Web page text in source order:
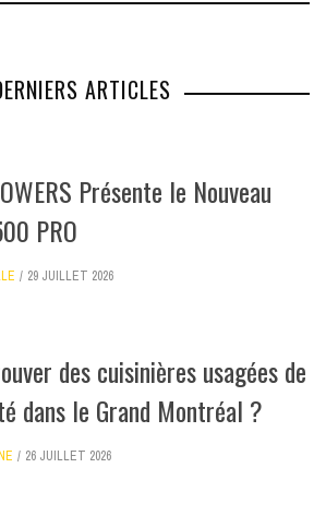
ARTICLES
Présente le Nouveau
PRO
29 JUILLET 2026
des cuisinières usagées de
dans le Grand Montréal ?
26 JUILLET 2026